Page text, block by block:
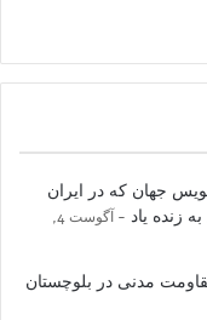
جهان که در ایران
زنده یاد
آگوست 4,
مدنی در بلوچستان